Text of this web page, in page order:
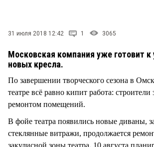
31 июля 2018 12:42 1 3065
Московская компания уже готовит к
новых кресла.
По завершении творческого сезона в
театре всё равно кипит работа:
ремонтом помещений.
В фойе театра появились новые диваны,
стеклянные витражи, продолжается
закулисной зоны театра. 10 августа